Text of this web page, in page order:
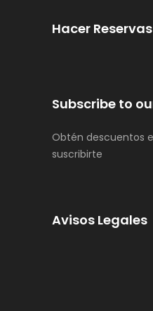
Hacer Reservas
Subscribe to
Obtén descuentos
suscribirte
Avisos Legales